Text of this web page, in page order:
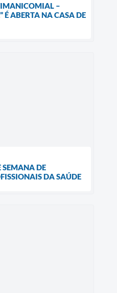
–
É ABERTA NA CASA DE
SEMANA DE
DA SAÚDE